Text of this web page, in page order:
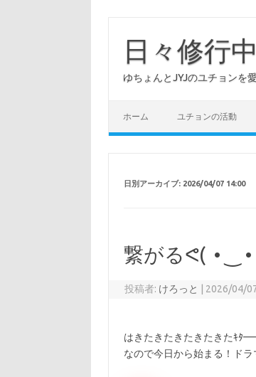
日々修行
ゆちょんとJYJのユチョンを
ホーム ユチョンの活動
日別アーカイブ: 2026/04/07 14:00
繋がるᕙ⁠(⁠ ⁠ ⁠•⁠ ⁠‿⁠
投稿者: けろっと 2026/04/
はきたきたきたきたきたｷ
なので今日から始まる！ド